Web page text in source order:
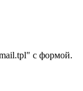
с формой.